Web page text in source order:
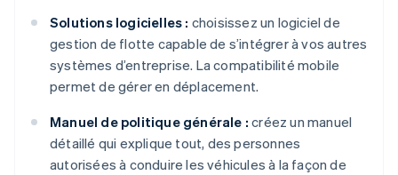
Solutions logicielles : choisissez un logiciel de
gestion de flotte capable de s’intégrer à vos autres
systèmes d’entreprise. La compatibilité mobile
permet de gérer en déplacement.
Manuel de politique générale : créez un manuel
détaillé qui explique tout, des personnes
autorisées à conduire les véhicules à la façon de